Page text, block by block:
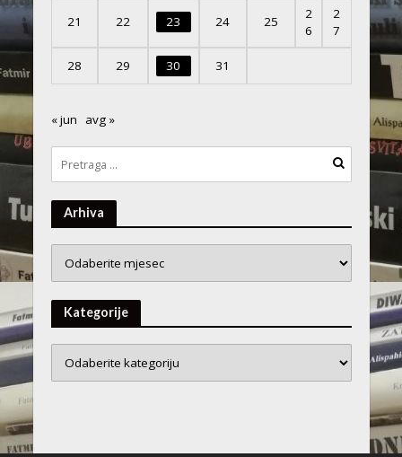
21 22 23 24 25
2
6
2
7
28 29 30 31
« jun avg »
Arhiva
Kategorije